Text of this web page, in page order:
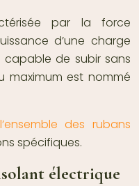
par la force
d’une charge
capable de subir sans
maximum est nommé
l’ensemble des rubans
spécifiques.
électrique